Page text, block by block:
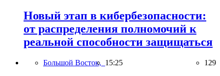
Новый этап в кибербезопасности:
от распределения полномочий к
реальной способности защищаться
Большой Восток, 15:25 129